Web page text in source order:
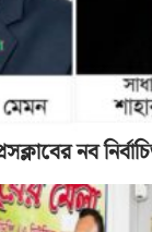
নব